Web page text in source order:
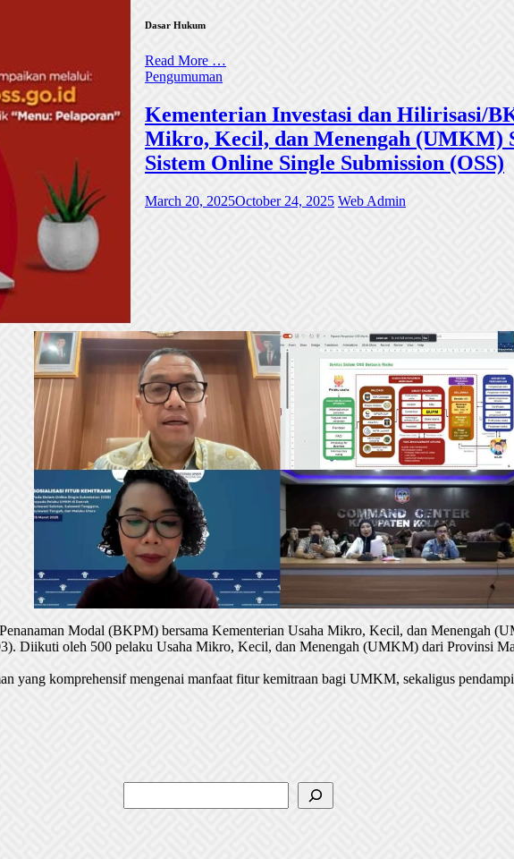
Dasar Hukum
Read More …
Pengumuman
Kementerian Investasi dan Hilirisasi/
Mikro, Kecil, dan Menengah (UMKM)
Sistem Online Single Submission (OSS)
March 20, 2025October 24, 2025 Web Admin
Modal (BKPM) bersama Kementerian Usaha Mikro, Kecil, dan Menengah
Diikuti oleh 500 pelaku Usaha Mikro, Kecil, dan Menengah (UMKM) dari Provinsi
yang komprehensif mengenai manfaat fitur kemitraan bagi UMKM, sekaligus